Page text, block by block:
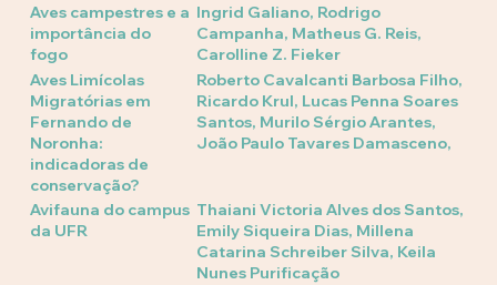
Aves campestres e a
importância do
fogo
Ingrid Galiano, Rodrigo
Campanha, Matheus G. Reis,
Carolline Z. Fieker
Aves Limícolas
Migratórias em
Fernando de
Noronha:
indicadoras de
conservação?
Roberto Cavalcanti Barbosa Filho,
Ricardo Krul, Lucas Penna Soares
Santos, Murilo Sérgio Arantes,
João Paulo Tavares Damasceno,
Avifauna do campus
da UFR
Thaiani Victoria Alves dos Santos,
Emily Siqueira Dias, Millena
Catarina Schreiber Silva, Keila
Nunes Purificação